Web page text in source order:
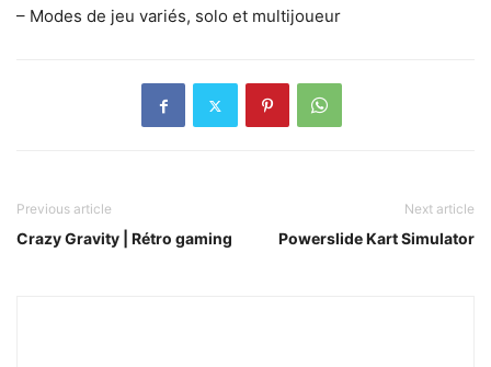
– Modes de jeu variés, solo et multijoueur
Previous article
Crazy Gravity | Rétro gaming
Next article
Powerslide Kart Simulator